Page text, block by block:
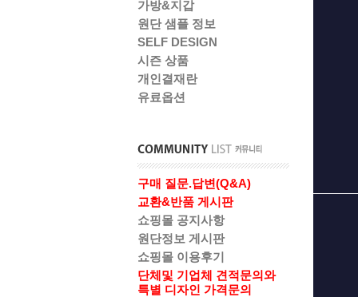
가방&지갑
원단 샘플 정보
SELF DESIGN
시즌 상품
개인결재란
유료옵션
구매 질문.답변(Q&A)
교환&반품 게시판
쇼핑몰 공지사항
원단정보 게시판
쇼핑몰 이용후기
단체및 기업체 견적문의와
특별 디자인 가격문의